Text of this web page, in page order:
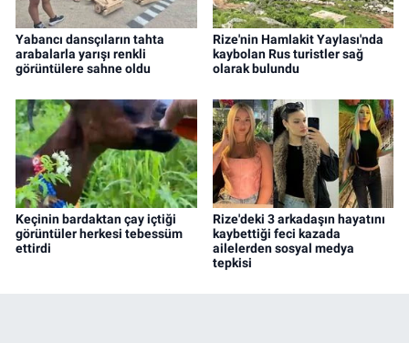
Yabancı dansçıların tahta
arabalarla yarışı renkli
görüntülere sahne oldu
Rize'nin Hamlakit Yaylası'nda
kaybolan Rus turistler sağ
olarak bulundu
Keçinin bardaktan çay içtiği
görüntüler herkesi tebessüm
ettirdi
Rize'deki 3 arkadaşın hayatını
kaybettiği feci kazada
ailelerden sosyal medya
tepkisi